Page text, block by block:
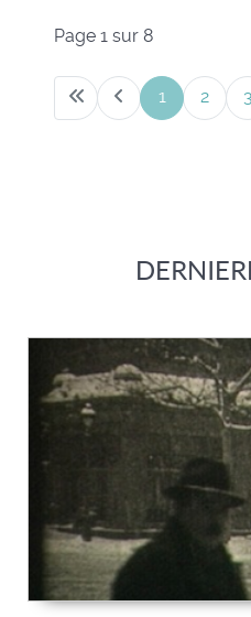
Page 1 sur 8
1 2 3